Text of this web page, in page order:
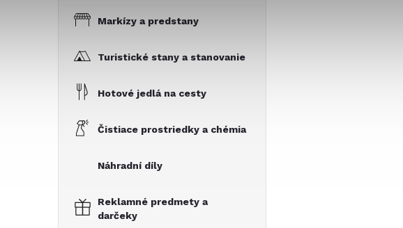
Markízy a predstany
Turistické stany a stanovanie
Hotové jedlá na cesty
Čistiace prostriedky a chémia
Náhradní díly
Reklamné predmety a
darčeky